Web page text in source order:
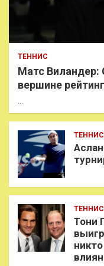
ТЕННИС
Матс Виландер:
вершине
ТЕННИС
ТЕННИС
Тони